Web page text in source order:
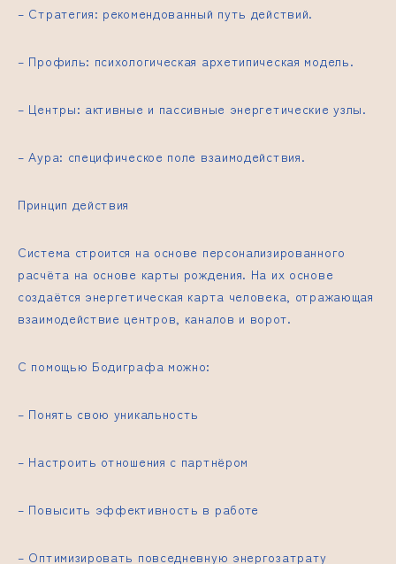
– Стратегия: рекомендованный путь действий.
– Профиль: психологическая архетипическая модель.
– Центры: активные и пассивные энергетические узлы.
– Аура: специфическое поле взаимодействия.
Принцип действия
Система строится на основе персонализированного
расчёта на основе карты рождения. На их основе
создаётся энергетическая карта человека, отражающая
взаимодействие центров, каналов и ворот.
С помощью Бодиграфа можно:
– Понять свою уникальность
– Настроить отношения с партнёром
– Повысить эффективность в работе
– Оптимизировать повседневную энергозатрату